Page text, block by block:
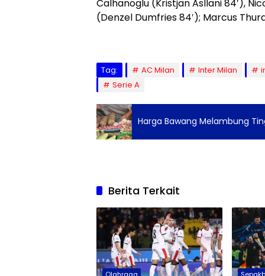
Calhanoglu (Kristjan Asllani 84′),
(Denzel Dumfries 84′); Marcus
Tag: AC Milan Inter Milan
Serie A
Harga Bawang Melambung
Berita Terkait
Olahraga